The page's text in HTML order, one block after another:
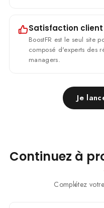
Satisfaction
BoostFR est le seul site
composé d'experts des
managers.
Je
Continuez à
Complétez